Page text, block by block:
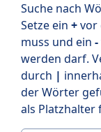
Suche nach
Setze ein +vor
muss und ein -
werden darf.
durch |
der Wörter
als Platzhalter